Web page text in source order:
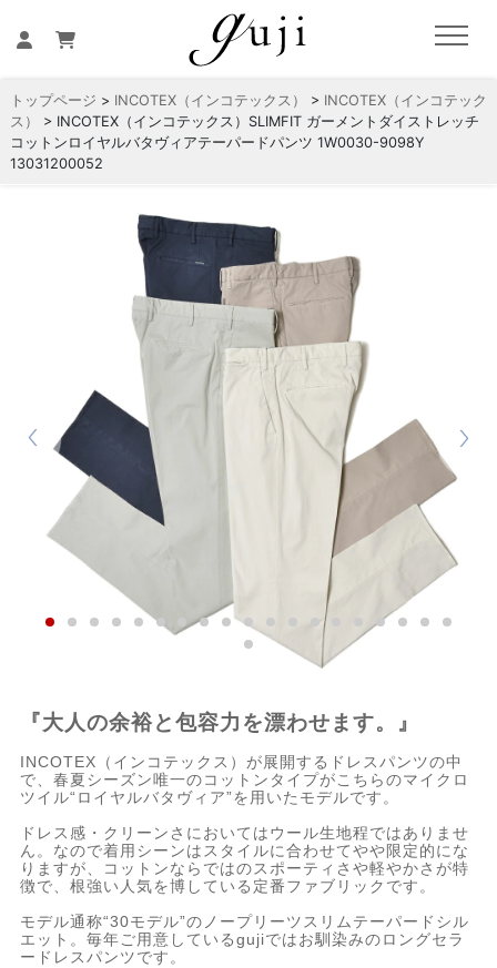
トップページ > INCOTEX（インコテックス） > INCOTEX（インコテック
ス）
> INCOTEX（インコテックス）SLIMFIT ガーメントダイストレッチ
コットンロイヤルバタヴィアテーパードパンツ 1W0030-9098Y
13031200052
『大人の余裕と包容力を漂わせます。』
INCOTEX（インコテックス）が展開するドレスパンツの中
で、春夏シーズン唯一のコットンタイプがこちらのマイクロ
ツイル“ロイヤルバタヴィア”を用いたモデルです。
ドレス感・クリーンさにおいてはウール生地程ではありませ
ん。なので着用シーンはスタイルに合わせてやや限定的にな
りますが、コットンならではのスポーティさや軽やかさが特
徴で、根強い人気を博している定番ファブリックです。
モデル通称“30モデル”のノープリーツスリムテーパードシル
エット。毎年ご用意しているgujiではお馴染みのロングセラ
ードレスパンツです。